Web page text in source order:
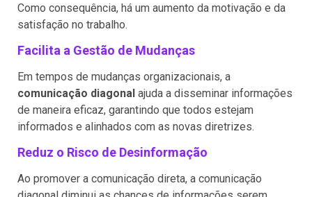
Como consequência, há um aumento da motivação e da
satisfação no trabalho.
Facilita a Gestão de Mudanças
Em tempos de mudanças organizacionais, a
comunicação diagonal ajuda a disseminar informações
de maneira eficaz, garantindo que todos estejam
informados e alinhados com as novas diretrizes.
Reduz o Risco de Desinformação
Ao promover a comunicação direta, a comunicação